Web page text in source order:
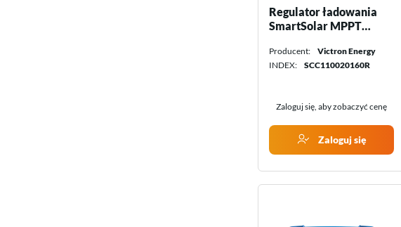
Regulator ładowania
SmartSolar MPPT
Energy
Producent:
Victron Energy
INDEX:
SCC110020160R
Zaloguj się, aby zobaczyć cenę
Zaloguj się